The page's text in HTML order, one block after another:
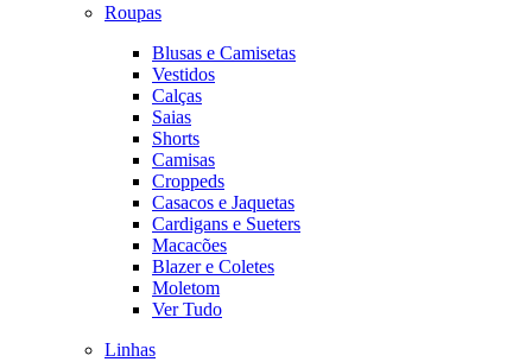
Roupas
Blusas e Camisetas
Vestidos
Calças
Saias
Shorts
Camisas
Croppeds
Casacos e Jaquetas
Cardigans e Sueters
Macacões
Blazer e Coletes
Moletom
Ver Tudo
Linhas